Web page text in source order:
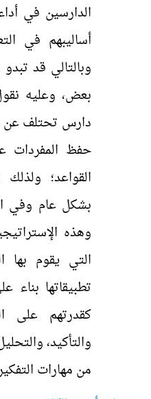
الدارسين في
أساليبهم في
وبالتالي قد
بعض، وعليه
دارس تحتلف عن
حفظ المفردات
القواعد؛
بشكل عام وفي
وهذه
التي يقوم
تطبيقاتها بناء
كقدرتهم على
والتأكيد،
من مهارات